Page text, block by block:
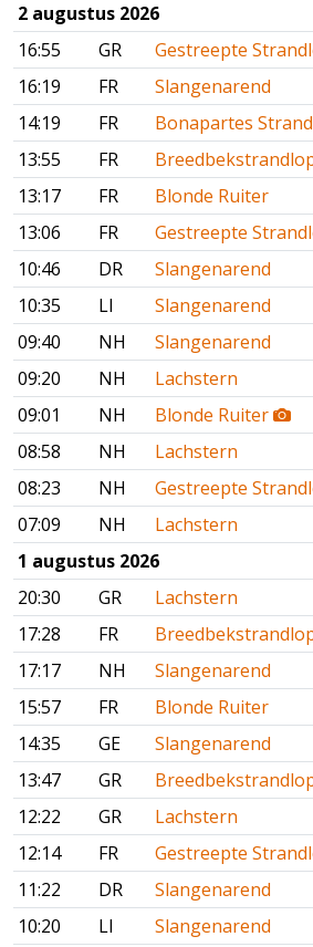
2 augustus 2026
16:55
GR
Gestreepte
16:19
FR
Slangenarend
14:19
FR
Bonapartes
13:55
FR
13:17
FR
Blonde Ruiter
13:06
FR
Gestreepte
10:46
DR
Slangenarend
10:35
LI
Slangenarend
09:40
NH
Slangenarend
09:20
NH
Lachstern
09:01
NH
Blonde Ruiter
08:58
NH
Lachstern
08:23
NH
Gestreepte
07:09
NH
Lachstern
1 augustus 2026
20:30
GR
Lachstern
17:28
FR
17:17
NH
Slangenarend
15:57
FR
Blonde Ruiter
14:35
GE
Slangenarend
13:47
GR
12:22
GR
Lachstern
12:14
FR
Gestreepte
11:22
DR
Slangenarend
10:20
LI
Slangenarend